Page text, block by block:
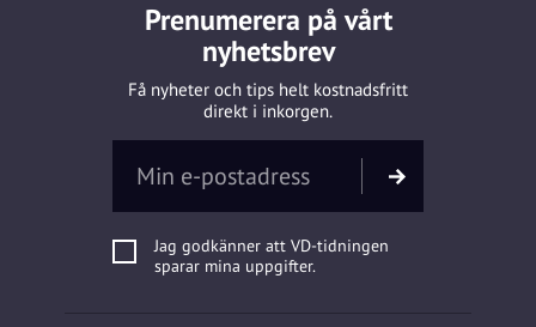
Prenumerera på vårt
nyhetsbrev
Få nyheter och tips helt kostnadsfritt
direkt i inkorgen.
Jag godkänner att VD-tidningen
sparar mina uppgifter.